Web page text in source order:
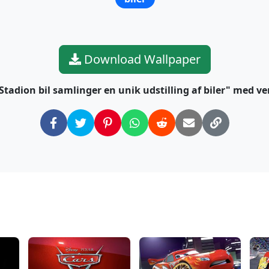
Download Wallpaper
bil samlinger en unik udstilling af biler" med